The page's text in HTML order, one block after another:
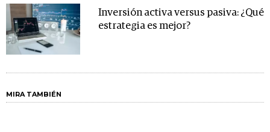
Inversión activa versus pasiva: ¿Qué
estrategia es mejor?
MIRA TAMBIÉN